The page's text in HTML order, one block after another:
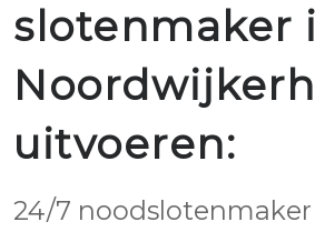
slotenmaker
uitvoeren:
24/7 noodslotenmaker